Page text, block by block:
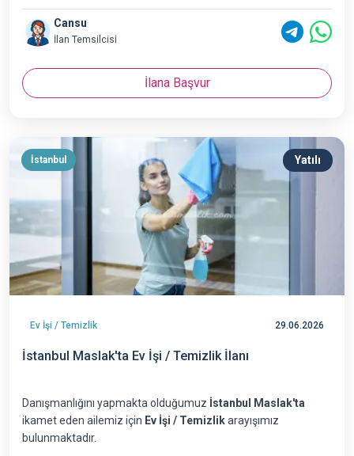
Cansu
İlan Temsilcisi
İlana Başvur
İstanbul Yatılı
Ev İşi / Temizlik 29.06.2026
İstanbul Maslak'ta Ev İşi / Temizlik İlanı
Danışmanlığını yapmakta olduğumuz
İstanbul Maslak'ta
ikamet eden ailemiz için Ev İşi / Temizlikarayışımız
bulunmaktadır.